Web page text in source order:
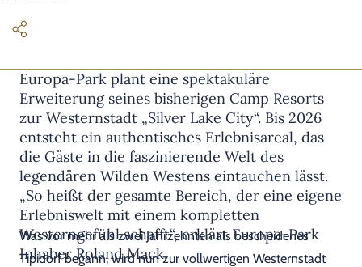
Europa-Park plant eine spektakuläre
Erweiterung seines bisherigen Camp Resorts
zur Westernstadt „Silver Lake City“. Bis 2026
entsteht ein authentisches Erlebnisareal, das
die Gäste in die faszinierende Welt des
legendären Wilden Westens eintauchen lässt.
„So heißt der gesamte Bereich, der eine eigene
Erlebniswelt mit einem kompletten
Westerngefühl schafft“, erklärt Europa-Park
Inhaber Roland Mack.
Was vor mehr als zwei Jahrzehnten als bescheidenes
Tipidorf begann, wird nun zur vollwertigen Westernstadt